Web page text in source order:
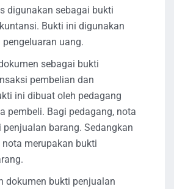
digunakan sebagai bukti
Bukti ini digunakan
uang.
sebagai bukti
pembelian dan
ini dibuat oleh pedagang
pembeli. Bagi pedagang, nota
barang. Sedangkan
nota merupakan bukti
dokumen bukti penjualan